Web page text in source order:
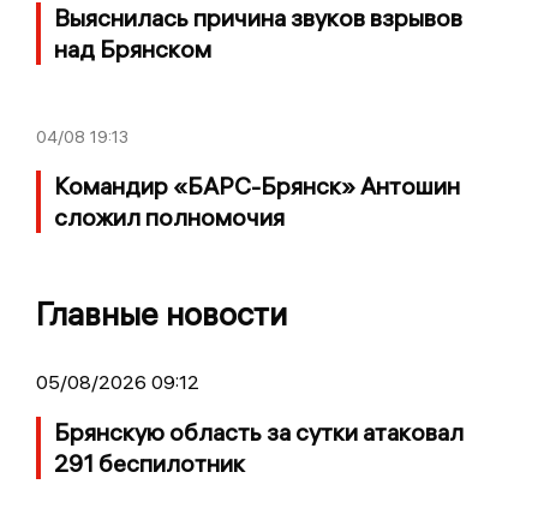
Выяснилась причина звуков взрывов
над Брянском
04/08 19:13
Командир «БАРС-Брянск» Антошин
сложил полномочия
Главные новости
05/08/2026 09:12
Брянскую область за сутки атаковал
291 беспилотник